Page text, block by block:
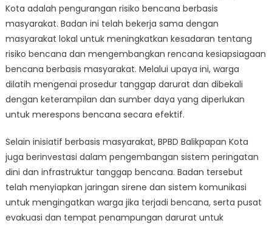
Kota adalah pengurangan risiko bencana berbasis
masyarakat. Badan ini telah bekerja sama dengan
masyarakat lokal untuk meningkatkan kesadaran tentang
risiko bencana dan mengembangkan rencana kesiapsiagaan
bencana berbasis masyarakat. Melalui upaya ini, warga
dilatih mengenai prosedur tanggap darurat dan dibekali
dengan keterampilan dan sumber daya yang diperlukan
untuk merespons bencana secara efektif.
Selain inisiatif berbasis masyarakat, BPBD Balikpapan Kota
juga berinvestasi dalam pengembangan sistem peringatan
dini dan infrastruktur tanggap bencana. Badan tersebut
telah menyiapkan jaringan sirene dan sistem komunikasi
untuk mengingatkan warga jika terjadi bencana, serta pusat
evakuasi dan tempat penampungan darurat untuk